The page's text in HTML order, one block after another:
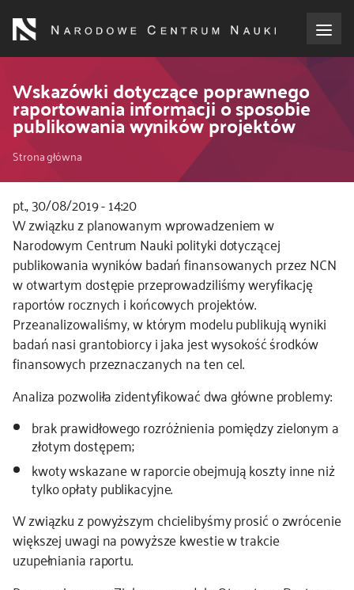
treści
o NCN
dla wnioskodawców
dla realizujących projekty
dla ekspertów
efekty NCN
współpraca międzynarodowa
nagroda NCN
Wskazówki dotyczące poprawnego
raportowania informacji o sposobie
publikowania wyników projektów
Ścieżka
nawigacyjna
Strona główna
pt., 30/08/2019 - 14:20
W związku z planowanym wprowadzeniem w
Narodowym Centrum Nauki polityki dotyczącej
publikowania wyników badań finansowanych przez NCN
w otwartym dostępie przeprowadziliśmy weryfikację
raportów rocznych i końcowych projektów.
Przeanalizowaliśmy, w którym modelu publikują wyniki
badań nasi grantobiorcy i jaka jest wysokość środków
finansowych przeznaczanych na ten cel.
Analiza pozwoliła zidentyfikować dwa główne problemy:
brak prawidłowego rozróżnienia pomiędzy zielonym a
złotym dostępem;
kwoty wskazane w raporcie obejmują koszty inne niż
tylko opłaty publikacyjne.
W związku z powyższym chcielibyśmy prosić o zwrócenie
większej uwagi na powyższe kwestie w trakcie
uzupełniania raportu.